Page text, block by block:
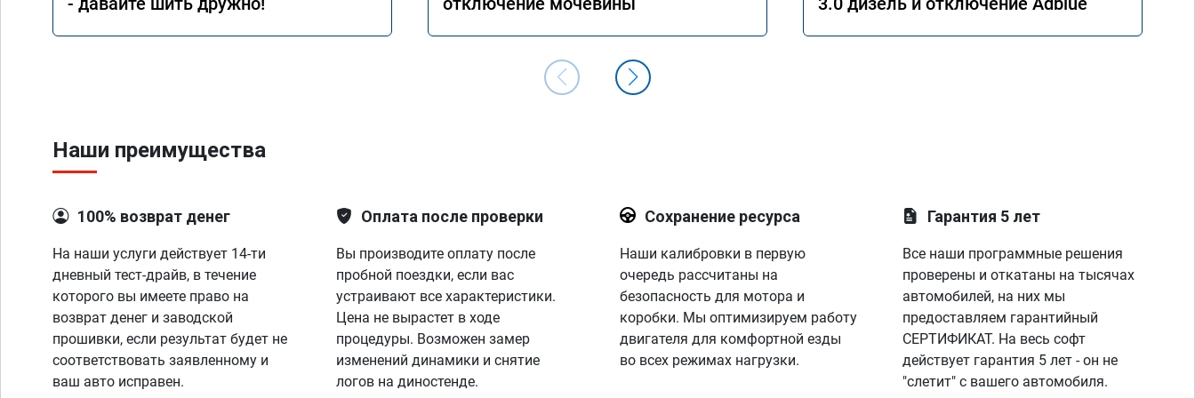
литра на сотку при скоростном режиме
все детали проведенных ремонтных
Наши преимущества
100% возврат денег
На наши услуги действует 14-ти
дневный тест-драйв, в течение
которого вы имеете право на
возврат денег и заводской
прошивки, если результат будет не
соответствовать заявленному и
ваш авто исправен.
Оплата после проверки
Вы производите оплату после
пробной поездки, если вас
устраивают все характеристики.
Цена не вырастет в ходе
процедуры. Возможен замер
изменений динамики и снятие
логов на диностенде.
Сохранение ресурса
Наши калибровки в первую
очередь рассчитаны на
безопасность для мотора и
коробки. Мы оптимизируем работу
двигателя для комфортной езды
во всех режимах нагрузки.
Гарантия 5 лет
Все наши программные решения
проверены и откатаны на тысячах
автомобилей, на них мы
предоставляем гарантийный
СЕРТИФИКАТ. На весь софт
действует гарантия 5 лет - он не
"слетит" с вашего автомобиля.